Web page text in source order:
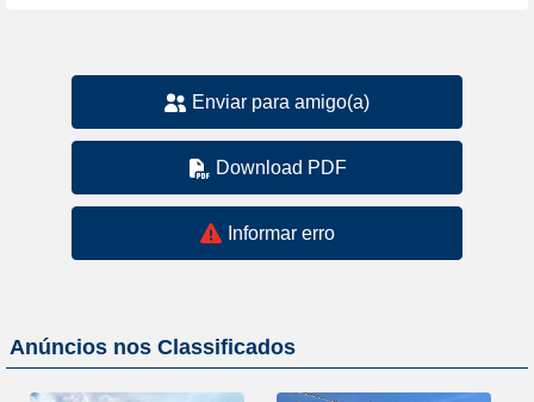
Enviar para amigo(a)
Download PDF
Informar erro
Anúncios nos Classificados